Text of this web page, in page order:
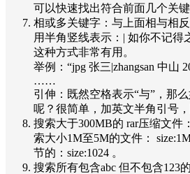
可以快速找出符合前面几个关
相或多关键字：与上面相与相反
用半角竖线表示：| 如你不记得
这种方式非常有用。
举例：“jpg 张三|zhangsan 中山
……
引伸：既然空格表示“与”，那
呢？很简单，加英文半角引号，
搜索大于300MB的 rar压缩文件
索大小1M至5M的文件：
节的：size:1024 。
搜索所有包含abc 但不包含123